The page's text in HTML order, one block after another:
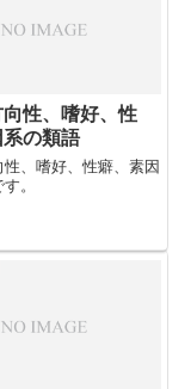
性、嗜好、性
の類語
、嗜好、性癖、素因
。